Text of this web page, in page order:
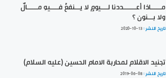
مــــــاذا أعـــــــددنا لــــيومٍ لا يـــنفعُ فـــــيهِ مــــــالٌ
ولا بـــنون ؟
تاريخ النشر :2020-10-13
تجنيد الاقلام لمحاربة الامام الحسين (عليه السلام)
تاريخ النشر :2019-06-08